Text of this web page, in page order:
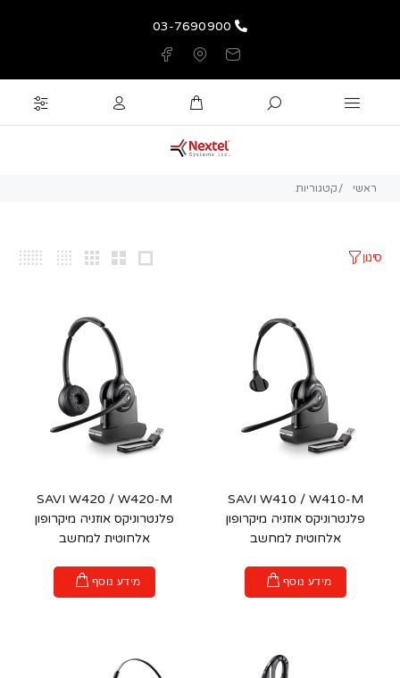
03-7690900
ראשי קטגוריות
סינון
SAVI W410 / W410-M
פלנטרוניקס אוזניה מיקרופון
אלחוטית למחשב
מידע נוסף
SAVI W420 / W420-M
פלנטרוניקס אוזניה מיקרופון
אלחוטית למחשב
מידע נוסף